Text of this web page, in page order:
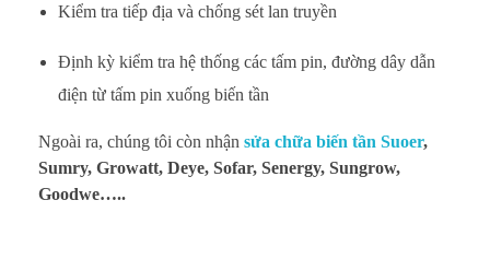
Kiểm tra tiếp địa và chống sét lan truyền
Định kỳ kiểm tra hệ thống các tấm pin, đường dây dẫn
điện từ tấm pin xuống biến tần
Ngoài ra, chúng tôi còn nhận sửa chữa biến tần Suoer,
Sumry, Growatt, Deye, Sofar, Senergy, Sungrow,
Goodwe…..